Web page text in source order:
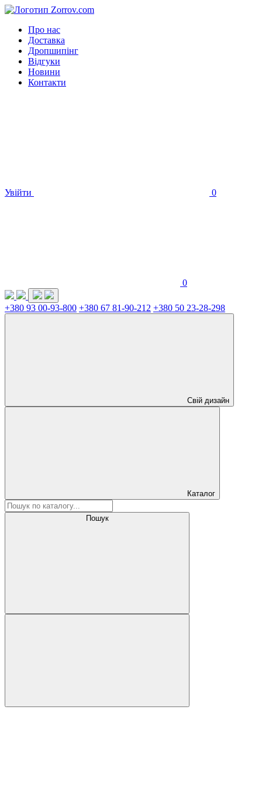
Про нас
Доставка
Дропшипінг
Відгуки
Новини
Контакти
Увійти 0
0
+380 93 00-93-800 +380 67 81-90-212 +380 50 23-28-298
Свій дизайн
Каталог
Пошук